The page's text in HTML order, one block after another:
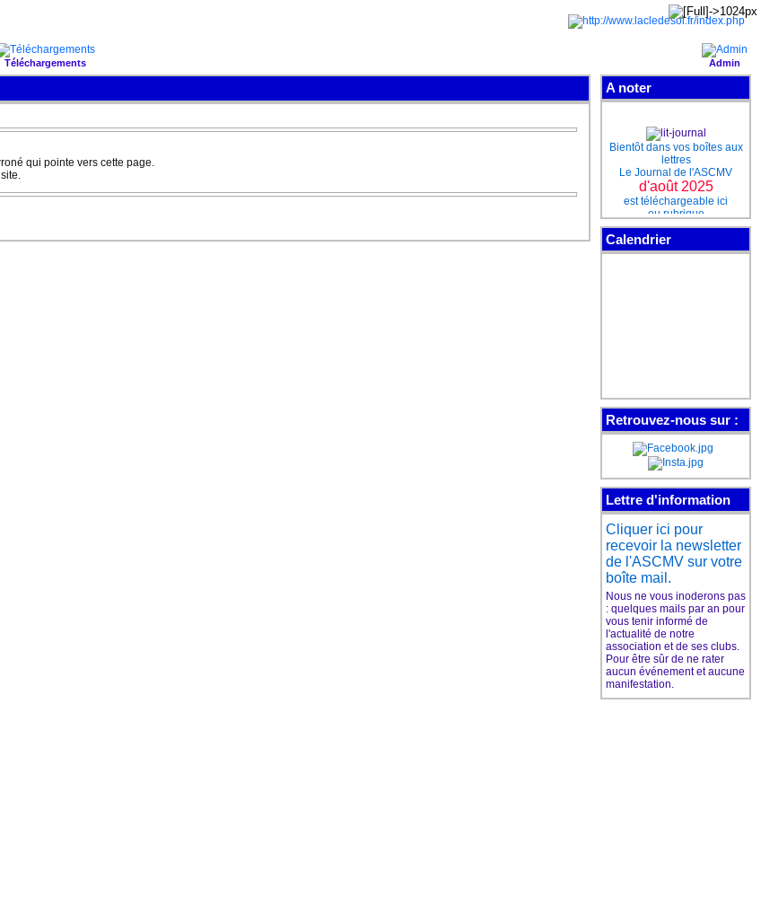
Admin
Téléchargements
qui pointe vers cette page.
A noter
Bientôt dans vos boîtes aux
lettres
Le Journal de l'ASCMV
d'août 2025
est téléchargeable ici
ou rubrique
Téléchargements
Les cours de guitare de
l'ASCMV
ont leur page Facebook
Aimez pour suivre
l'actu de nos cours
et plein d'infos sur la
guitare
Le club de danse de
l'ASCMV
a sa page Facebook
Calendrier
Retrouvez-nous sur :
Lettre d'information
Cliquer ici pour
recevoir la newsletter
de l'ASCMV sur votre
boîte mail.
Nous ne vous inoderons pas
: quelques mails par an pour
vous tenir informé de
l'actualité de notre
association et de ses clubs.
Pour être sûr de ne rater
aucun événement et aucune
manifestation.